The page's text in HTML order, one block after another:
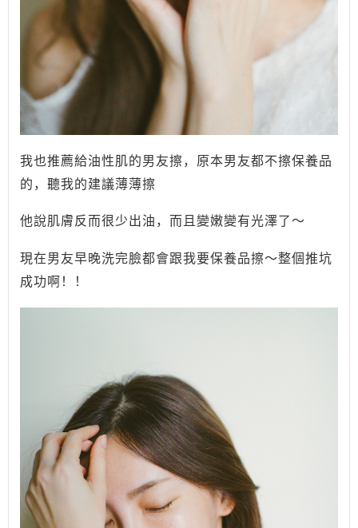
我也推薦給油性肌的男友擦，原本男友都不擦保養品
的，聽我的建議薄薄擦
他說肌膚反而很少出油，而且變嫩變有光澤了～
現在男友早晚洗完臉都會跟我要保養品擦～整個推坑
成功啊！！